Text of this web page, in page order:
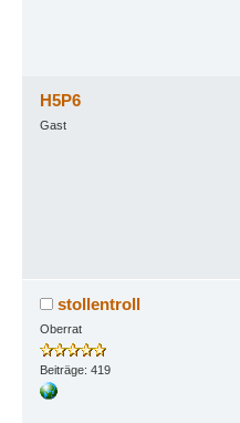
H5P6
Gast
stollentroll
Oberrat
Beiträge: 419